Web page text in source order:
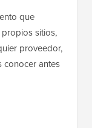
que
sitios,
proveedor,
conocer antes